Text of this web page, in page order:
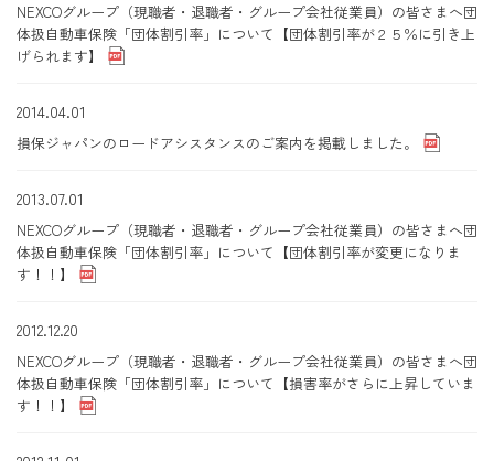
NEXCOグループ（現職者・退職者・グループ会社従業員）の皆さまへ団
体扱自動車保険「団体割引率」について【団体割引率が２５％に引き上
げられます】
2014.04.01
損保ジャパンのロードアシスタンスのご案内を掲載しました。
2013.07.01
NEXCOグループ（現職者・退職者・グループ会社従業員）の皆さまへ団
体扱自動車保険「団体割引率」について【団体割引率が変更になりま
す！！】
2012.12.20
NEXCOグループ（現職者・退職者・グループ会社従業員）の皆さまへ団
体扱自動車保険「団体割引率」について【損害率がさらに上昇していま
す！！】